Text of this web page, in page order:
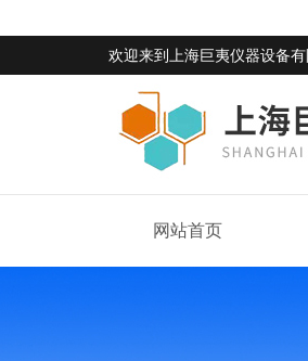
欢迎来到 上海巨夷仪器设备
网站首页